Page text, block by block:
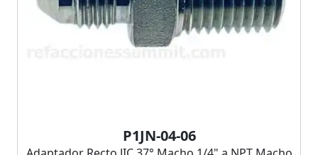
P1JN-04-06